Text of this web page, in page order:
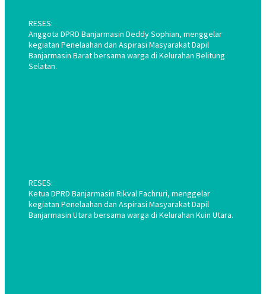
RESES:
Anggota DPRD Banjarmasin Deddy Sophian, menggelar
kegiatan Penelaahan dan Aspirasi Masyarakat Dapil
Banjarmasin Barat bersama warga di Kelurahan Belitung
Selatan.
RESES:
Ketua DPRD Banjarmasin Rikval Fachruri, menggelar
kegiatan Penelaahan dan Aspirasi Masyarakat Dapil
Banjarmasin Utara bersama warga di Kelurahan Kuin Utara.